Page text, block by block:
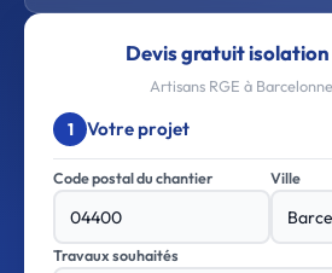
Devis gratuit isolation
Artisans RGE à
1 Votre projet
Code postal du chantier Ville
Travaux souhaités